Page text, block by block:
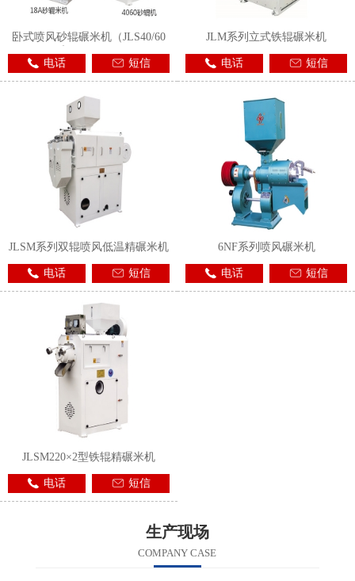
卧式喷风砂辊碾米机（JLS40/60
电话
短信
JLM系列立式铁辊碾米机
电话 短信
JLSM系列双辊喷风低温精碾米机
电话 短信
6NF系列喷风碾米机
电话 短信
JLSM220×2型铁辊精碾米机
电话 短信
生产现场
COMPANY CASE